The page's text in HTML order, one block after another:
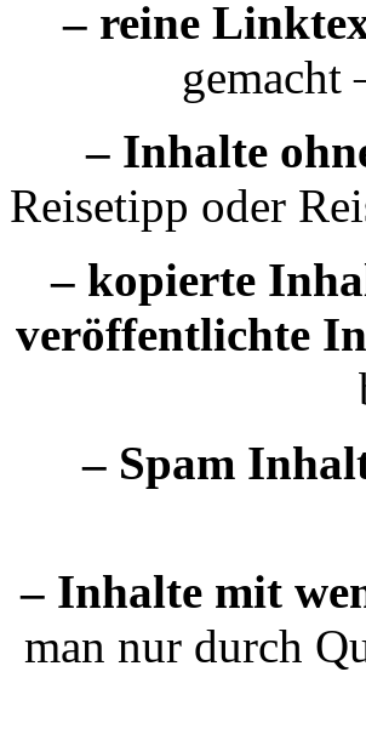
– reine
gemacht
– Inhalte
Reisetipp oder
– kopierte
veröffentlichte
– Spam
– Inhalte mit
man nur durch